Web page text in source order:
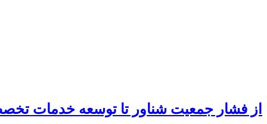
از فشار جمعیت شناور تا توسعه خدمات